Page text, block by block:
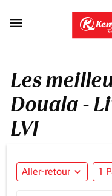

Les
Douala -
LVI
Aller-retour expand_more 1